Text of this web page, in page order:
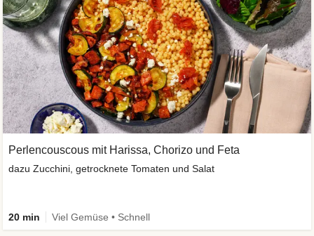
Perlencouscous mit Harissa, Chorizo und Feta
dazu Zucchini, getrocknete Tomaten und Salat
20 min Viel Gemüse • Schnell